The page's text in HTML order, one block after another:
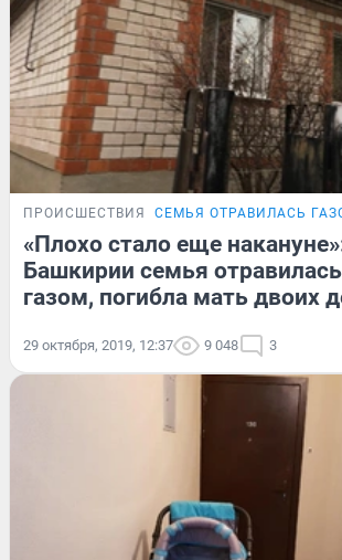
ПРОИСШЕСТВИЯ СЕМЬЯ ОТРАВИЛАСЬ
«Плохо стало еще
Башкирии семья
газом, погибла мать двоих
29 октября, 2019, 12:37 9 048 3